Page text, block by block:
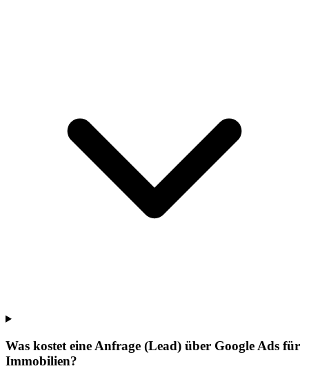
Was kostet eine Anfrage (Lead) über Google Ads für
Immobilien?